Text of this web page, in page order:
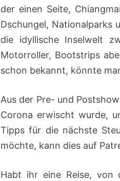
der einen Seite,
Dschungel, Nationalparks
die idyllische Inselwelt
Motorroller, Bootstrips
schon bekannt, könnte
Aus der Pre- und
Corona erwischt wurde,
Tipps für die nächste
möchte, kann dies auf
Habt ihr eine Reise,